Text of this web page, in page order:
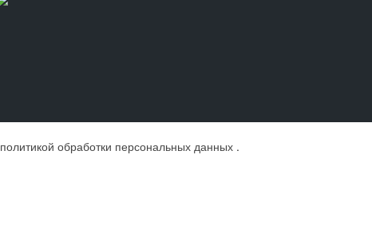
политикой обработки персональных данных .